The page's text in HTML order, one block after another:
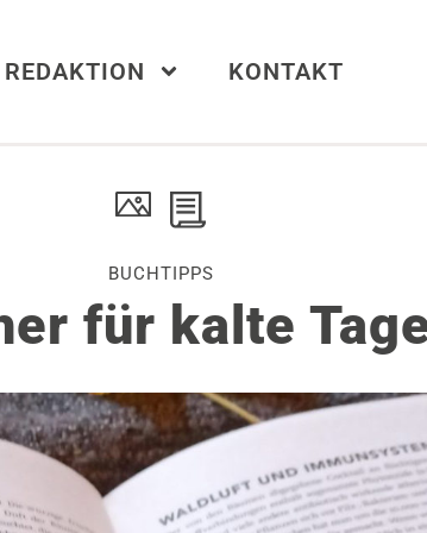
REDAKTION KONTAKT
BUCHTIPPS
für kalte